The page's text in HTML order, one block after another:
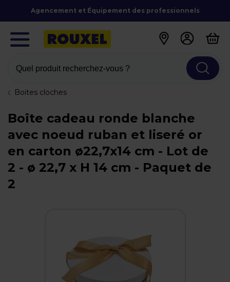
Agencement et Équipement des professionnels
Quel produit recherchez-vous ?
Boites cloches
Boîte cadeau ronde blanche
avec noeud ruban et liseré or
en carton ø22,7x14 cm - Lot de
2 - ø 22,7 x H 14 cm - Paquet de
2